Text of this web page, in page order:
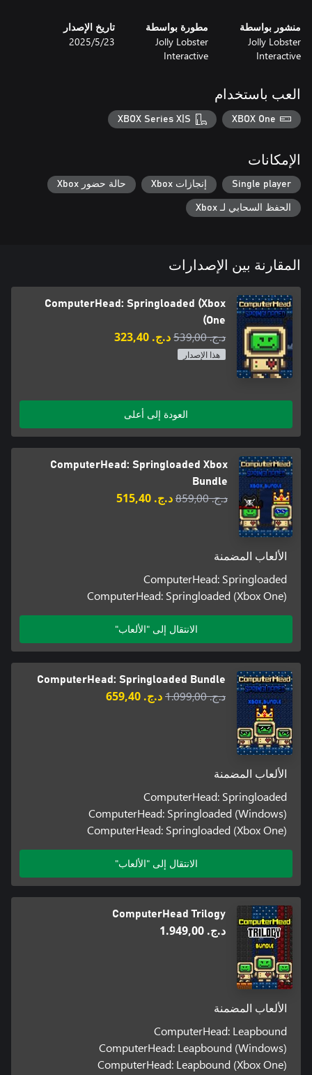
منشور بواسطة
Jolly Lobster
Interactive
مطورة بواسطة
Jolly Lobster
Interactive
تاريخ الإصدار
23‏/5‏/2025
العب باستخدام
XBOX One
XBOX Series X|S
الإمكانات
Single player إنجازات Xbox حالة حضور Xbox
الحفظ السحابي لـ Xbox
المقارنة بين الإصدارات
ComputerHead: Springloaded (Xbox
One)
د.ج.‏ 539,00 د.ج.‏ 323,40
هذا الإصدار
العودة إلى أعلى
ComputerHead: Springloaded Xbox
Bundle
د.ج.‏ 859,00 د.ج.‏ 515,40
الألعاب المضمنة
ComputerHead: Springloaded
ComputerHead: Springloaded (Xbox One)
الانتقال إلى "الألعاب"
ComputerHead: Springloaded Bundle
د.ج.‏ 1.099,00 د.ج.‏ 659,40
الألعاب المضمنة
ComputerHead: Springloaded
ComputerHead: Springloaded (Windows)
ComputerHead: Springloaded (Xbox One)
الانتقال إلى "الألعاب"
ComputerHead Trilogy
د.ج.‏ 1.949,00
الألعاب المضمنة
ComputerHead: Leapbound
ComputerHead: Leapbound (Windows)
ComputerHead: Leapbound (Xbox One)